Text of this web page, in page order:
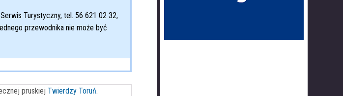
Turystyczny, tel. 56 621 02 32,
przewodnika nie może być
pruskiej Twierdzy Toruń.